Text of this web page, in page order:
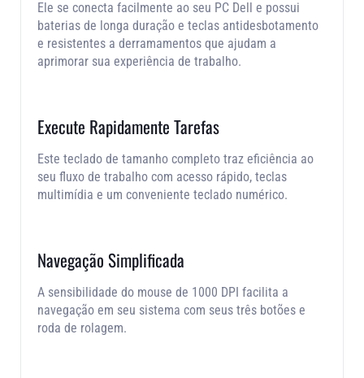
Ele se conecta facilmente ao seu PC Dell e possui
baterias de longa duração e teclas antidesbotamento
e resistentes a derramamentos que ajudam a
aprimorar sua experiência de trabalho.
Execute Rapidamente Tarefas
Este teclado de tamanho completo traz eficiência ao
seu fluxo de trabalho com acesso rápido, teclas
multimídia e um conveniente teclado numérico.
Navegação Simplificada
A sensibilidade do mouse de 1000 DPI facilita a
navegação em seu sistema com seus três botões e
roda de rolagem.